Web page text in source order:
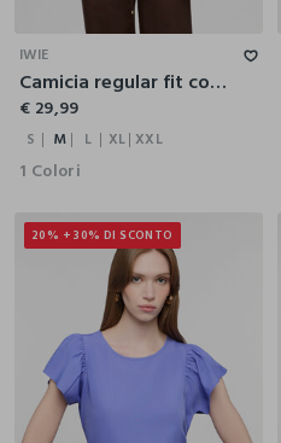
L
XXL
IWIE
Camicia regular fit con scollo a V donna
€ 29,99
S M L XL XXL
1 Colori
20% + 30% DI SCONTO